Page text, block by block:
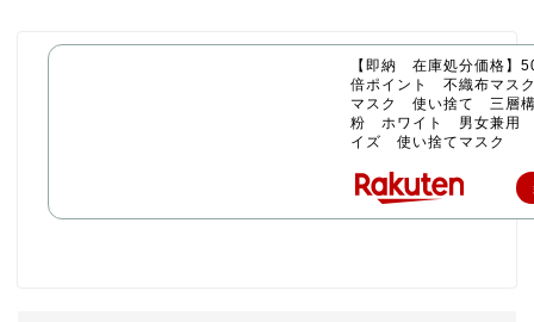
【即納 在庫処分価格
倍ポイント 不織布マ
マスク 使い捨て 三層
粉 ホワイト 男女兼用
イズ 使い捨てマスク